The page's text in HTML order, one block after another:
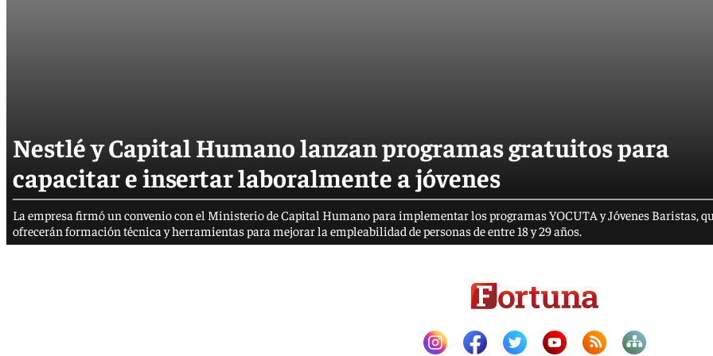
Nestlé y Capital Humano lanzan programas gratuitos para
capacitar e insertar laboralmente a jóvenes
La empresa firmó un convenio con el Ministerio de Capital Humano para implementar los programas YOCUTA y Jóvenes Baristas,
ofrecerán formación técnica y herramientas para mejorar la empleabilidad de personas de entre 18 y 29 años.